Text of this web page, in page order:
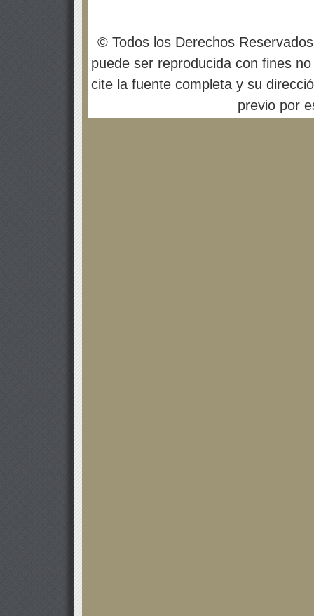
© Todos los Derechos
puede ser reproducida con fines
cite la fuente completa y su
previo por